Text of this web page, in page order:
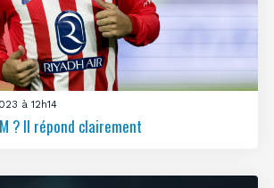
à 12h14
? Il répond clairement